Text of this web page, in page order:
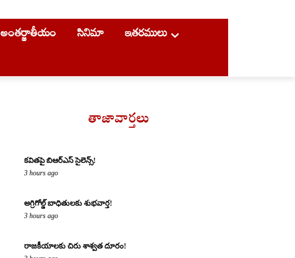
అంతర్జాతీయం సినిమా ఇతరములు
తాజావార్తలు
కవితపై బిఆర్ఎస్ సైలెన్స్!
3 hours ago
అగ్రిగోల్డ్ బాధితులకు శుభవార్త!
3 hours ago
రాజకీయాలకు చిరు శాశ్వత దూరం!